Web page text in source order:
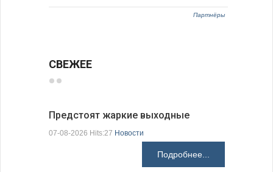
Партнёры
СВЕЖЕЕ
Предстоят жаркие выходные
07-08-2026 Hits:27 Новости
Подробнее...